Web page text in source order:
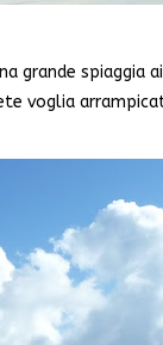
grande spiaggia
voglia